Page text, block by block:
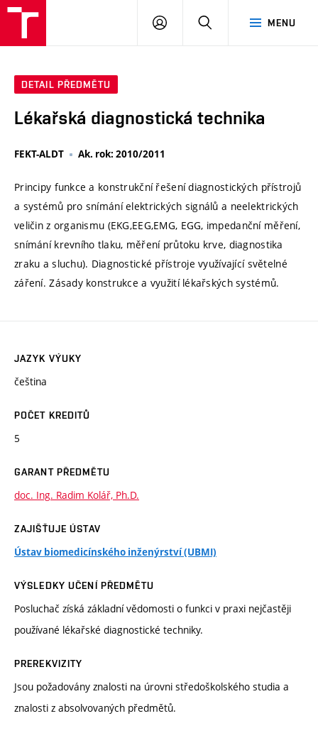
MENU
PŘIHLÁSIT
DETAIL PŘEDMĚTU
Lékařská diagnostická technika
FEKT-ALDT Ak. rok: 2010/2011
Principy funkce a konstrukční řešení diagnostických přístrojů
a systémů pro snímání elektrických signálů a neelektrických
veličin z organismu (EKG,EEG,EMG, EGG, impedanční měření,
snímání krevního tlaku, měření průtoku krve, diagnostika
zraku a sluchu). Diagnostické přístroje využívající světelné
záření. Zásady konstrukce a využití lékařských systémů.
JAZYK VÝUKY
čeština
POČET KREDITŮ
5
GARANT PŘEDMĚTU
doc. Ing. Radim Kolář, Ph.D.
ZAJIŠŤUJE ÚSTAV
Ústav biomedicínského inženýrství (UBMI)
VÝSLEDKY UČENÍ PŘEDMĚTU
Posluchač získá základní vědomosti o funkci v praxi nejčastěji
používané lékařské diagnostické techniky.
PREREKVIZITY
Jsou požadovány znalosti na úrovni středoškolského studia a
znalosti z absolvovaných předmětů.